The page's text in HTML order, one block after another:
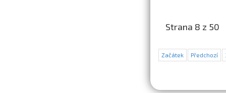
Strana 8 z 50
Začátek Předchozí